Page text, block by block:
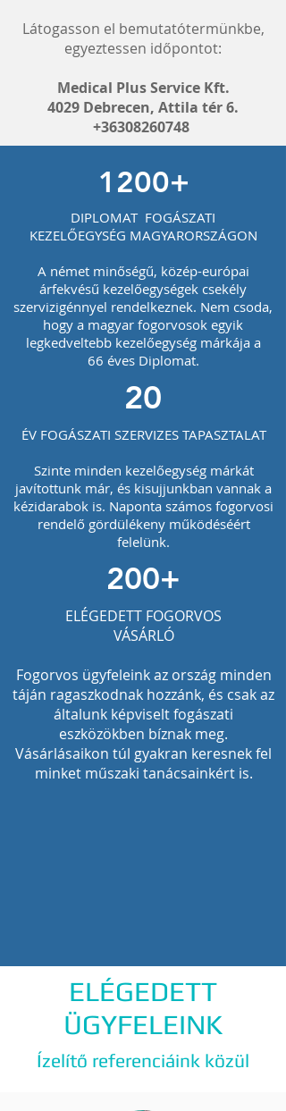
Látogasson el bemutatótermünkbe,
egyeztessen időpontot:
Medical Plus Service Kft.
4029 Debrecen, Attila tér 6.
+36308260748
1200+
DIPLOMAT FOGÁSZATI
KEZELŐEGYSÉG MAGYARORSZÁGON
A német minőségű, közép-európai
árfekvésű kezelőegységek csekély
szervizigénnyel rendelkeznek. Nem csoda,
hogy a magyar fogorvosok egyik
legkedveltebb kezelőegység márkája a
66 éves Diplomat.
20
ÉV FOGÁSZATI SZERVIZES TAPASZTALAT
Szinte minden kezelőegység márkát
javítottunk már, és kisujjunkban vannak a
kézidarabok is. Naponta számos fogorvosi
rendelő gördülékeny működéséért
felelünk.
200+
ELÉGEDETT FOGORVOS
VÁSÁRLÓ
Fogorvos ügyfeleink az ország minden
táján ragaszkodnak hozzánk, és csak az
általunk képviselt fogászati
eszközökben bíznak meg.
Vásárlásaikon túl gyakran keresnek fel
minket műszaki tanácsainkért is.
ELÉGEDETT
ÜGYFELEINK
Ízelítő referenciáink közül